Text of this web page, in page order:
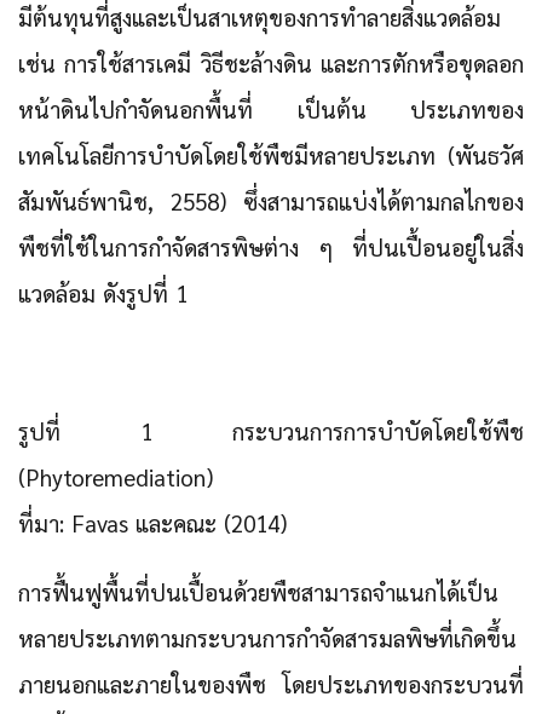
มีต้นทุนที่สูงและเป็นสาเหตุของการทำลายสิ่งแวดล้อม
เช่น การใช้สารเคมี วิธีชะล้างดิน และการตักหรือขุดลอก
หน้าดินไปกำจัดนอกพื้นที่ เป็นต้น ประเภทของ
เทคโนโลยีการบำบัดโดยใช้พืชมีหลายประเภท (พันธวัศ
สัมพันธ์พานิช, 2558) ซึ่งสามารถแบ่งได้ตามกลไกของ
พืชที่ใช้ในการกำจัดสารพิษต่าง ๆ ที่ปนเปื้อนอยู่ในสิ่ง
แวดล้อม ดังรูปที่ 1
รูปที่ 1 กระบวนการการบำบัดโดยใช้พืช
(Phytoremediation)
ที่มา: Favas และคณะ (2014)
การฟื้นฟูพื้นที่ปนเปื้อนด้วยพืชสามารถจำแนกได้เป็น
หลายประเภทตามกระบวนการกำจัดสารมลพิษที่เกิดขึ้น
ภายนอกและภายในของพืช โดยประเภทของกระบวนที่